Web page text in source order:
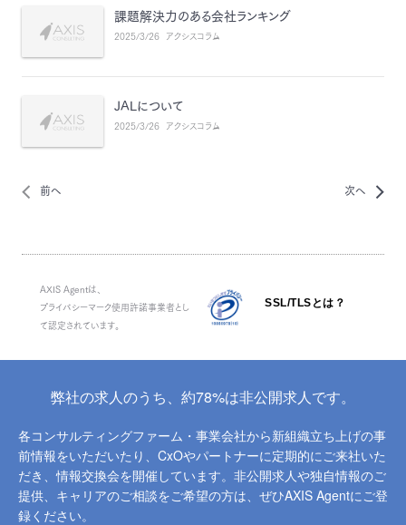
課題解決力のある会社ランキング
2025/3/26 アクシスコラム
JALについて
2025/3/26 アクシスコラム
前へ 次へ
AXIS Agentは、
プライバシーマーク使用許諾事業者とし
て認定されています。
SSL/TLSとは？
弊社の求人のうち、約78%は非公開求人です。
各コンサルティングファーム・事業会社から新組織立ち上げの事
前情報をいただいたり、 CxOやパートナーに定期的にご来社いた
だき、情報交換会を開催しています。 非公開求人や独自情報のご
提供、キャリアのご相談をご希望の方は、ぜひAXIS Agentにご登
録ください。